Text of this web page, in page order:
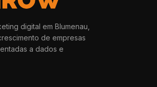
digital em Blumenau,
de empresas
a dados e